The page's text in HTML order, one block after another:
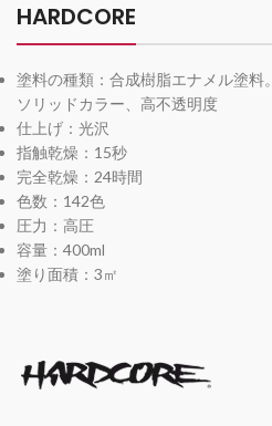
HARDCORE
塗料の種類：合成樹脂エナメル塗料。
ソリッドカラー、高不透明度
仕上げ：光沢
指触乾燥：15秒
完全乾燥：24時間
色数：142色
圧力：高圧
容量：400ml
塗り面積：3㎡